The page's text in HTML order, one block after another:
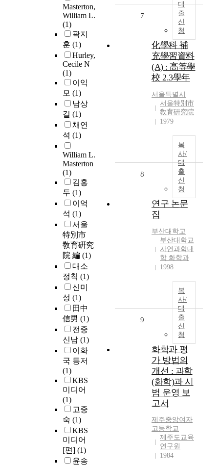
Masterton,
William L.
(1)
곽지
훈 (1)
Hurley,
Cecile N
(1)
이익
모 (1)
남상
길 (1)
채연
석 (1)
William L.
Masterton
(1)
김홍
두 (1)
이억
석 (1)
서울
特別市
敎育硏究
院 編 (1)
대소
정칙 (1)
신미
성 (1)
田中
信男 (1)
전중
신남 (1)
이화
국 등저
(1)
KBS
미디어
(1)
고중
숙 (1)
KBS
미디어
[편] (1)
윤송
대
출
신
청
7
化學科 補
充學習資料
(A) : 高等學
校 2.3學年
서울특별시
서울特別市
敎育硏究院
1979
복
사/
대
출
신
청
8
연구 논문
집
부산대학교
부산대학교
자연과학대
학 화학과
1998
복
사/
대
출
신
청
9
화학과 평
가 방법의
개선 : 과학
(화학)과 시
범 운영 보
고서
제주중앙여자
고등학교
제주도교육
연구원
1984